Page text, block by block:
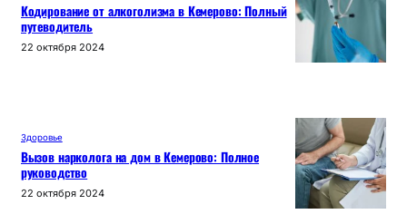
Кодирование от алкоголизма в Кемерово: Полный
путеводитель
22 октября 2024
Здоровье
Вызов нарколога на дом в Кемерово: Полное
руководство
22 октября 2024